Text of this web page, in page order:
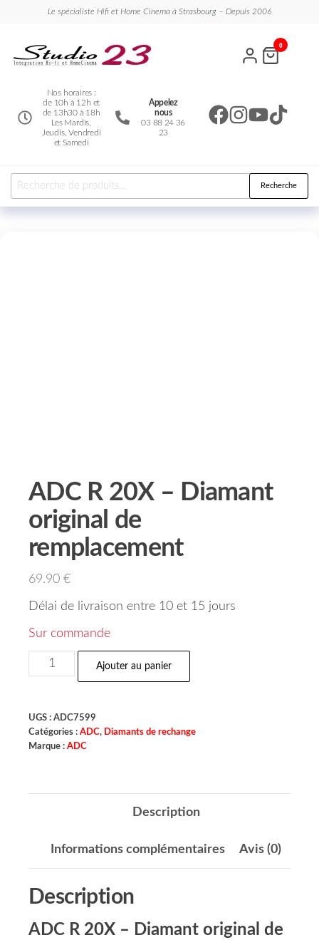
Le spécialiste Hifi et Home Cinema à Strasbourg – Depuis 2006
Nos horaires :
de 10h à 12h et
de 13h30 à 18h
Les Mardis,
Jeudis, Vendredi
et Samedi
Appelez
nous
03 88 24 36
23
0
Recherche
ADC R 20X – Diamant
original de
remplacement
69.90 €
Délai de livraison entre 10 et 15 jours
Sur commande
Ajouter au panier
UGS : ADC7599
Catégories : ADC, Diamants de rechange
Marque : ADC
Description
Informations complémentaires Avis (0)
Description
ADC R 20X – Diamant original de